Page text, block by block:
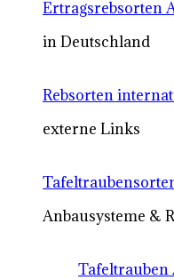
Ertragsrebsorten
in Deutschland
Rebsorten
externe Links
Anbausysteme &
Tafeltrauben